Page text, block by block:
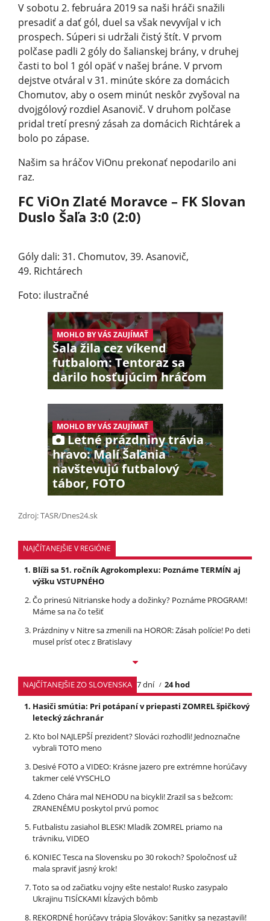
V sobotu 2. februára 2019 sa naši hráči snažili
presadiť a dať gól, duel sa však nevyvíjal v ich
prospech. Súperi si udržali čistý štít. V prvom
polčase padli 2 góly do šalianskej brány, v druhej
časti to bol 1 gól opäť v našej bráne. V prvom
dejstve otváral v 31. minúte skóre za domácich
Chomutov, aby o osem minút neskôr zvyšoval na
dvojgólový rozdiel Asanovič. V druhom polčase
pridal tretí presný zásah za domácich Richtárek a
bolo po zápase.
Našim sa hráčov ViOnu prekonať nepodarilo ani
raz.
FC ViOn Zlaté Moravce – FK Slovan
Duslo Šaľa 3:0 (2:0)
Góly dali: 31. Chomutov, 39. Asanovič,
49. Richtárech
Foto: ilustračné
MOHLO BY VÁS ZAUJÍMAŤ
Šala žila cez víkend
futbalom: Tentoraz sa
darilo hosťujúcim hráčom
MOHLO BY VÁS ZAUJÍMAŤ
Letné prázdniny trávia
hravo: Malí Šaľania
navštevujú futbalový
tábor, FOTO
Zdroj: TASR/Dnes24.sk
NAJČÍTANEJŠIE V REGIÓNE
Blíži sa 51. ročník Agrokomplexu: Poznáme TERMÍN aj
výšku VSTUPNÉHO
Čo prinesú Nitrianske hody a dožinky? Poznáme PROGRAM!
Máme sa na čo tešiť
Prázdniny v Nitre sa zmenili na HOROR: Zásah polície! Po deti
musel prísť otec z Bratislavy
NAJČÍTANEJŠIE ZO SLOVENSKA 7 dní
24 hod
Hasiči smútia: Pri potápaní v priepasti ZOMREL špičkový
letecký záchranár
Kto bol NAJLEPŠÍ prezident? Slováci rozhodli! Jednoznačne
vybrali TOTO meno
Desivé FOTO a VIDEO: Krásne jazero pre extrémne horúčavy
takmer celé VYSCHLO
Zdeno Chára mal NEHODU na bicykli! Zrazil sa s bežcom:
ZRANENÉMU poskytol prvú pomoc
Futbalistu zasiahol BLESK! Mladík ZOMREL priamo na
trávniku, VIDEO
KONIEC Tesca na Slovensku po 30 rokoch? Spoločnosť už
mala spraviť jasný krok!
Toto sa od začiatku vojny ešte nestalo! Rusko zasypalo
Ukrajinu TISÍCKAMI kĺzavých bômb
REKORDNÉ horúčavy trápia Slovákov: Sanitky sa nezastavili!